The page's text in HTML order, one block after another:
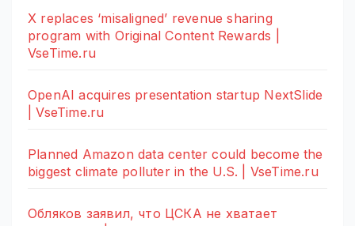
X replaces ‘misaligned’ revenue sharing
program with Original Content Rewards |
VseTime.ru
OpenAI acquires presentation startup NextSlide
| VseTime.ru
Planned Amazon data center could become the
biggest climate polluter in the U.S. | VseTime.ru
Обляков заявил, что ЦСКА не хватает